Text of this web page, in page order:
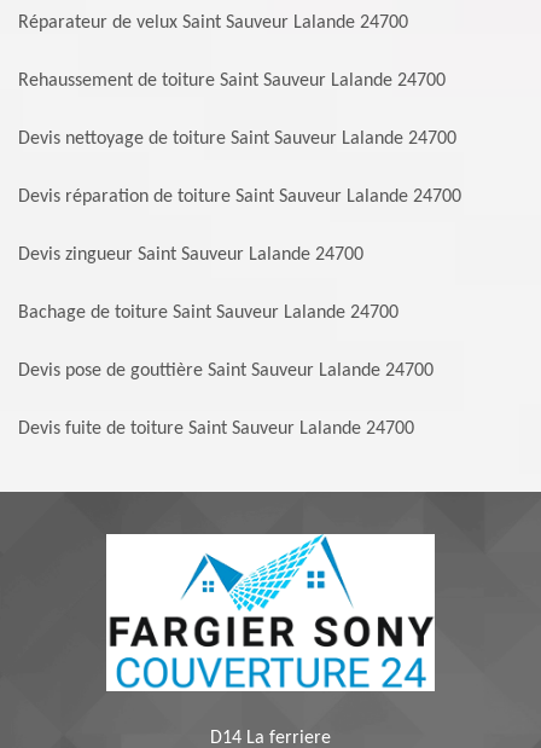
Réparateur de velux Saint Sauveur Lalande 24700
Rehaussement de toiture Saint Sauveur Lalande 24700
Devis nettoyage de toiture Saint Sauveur Lalande 24700
Devis réparation de toiture Saint Sauveur Lalande 24700
Devis zingueur Saint Sauveur Lalande 24700
Bachage de toiture Saint Sauveur Lalande 24700
Devis pose de gouttière Saint Sauveur Lalande 24700
Devis fuite de toiture Saint Sauveur Lalande 24700
D14 La ferriere